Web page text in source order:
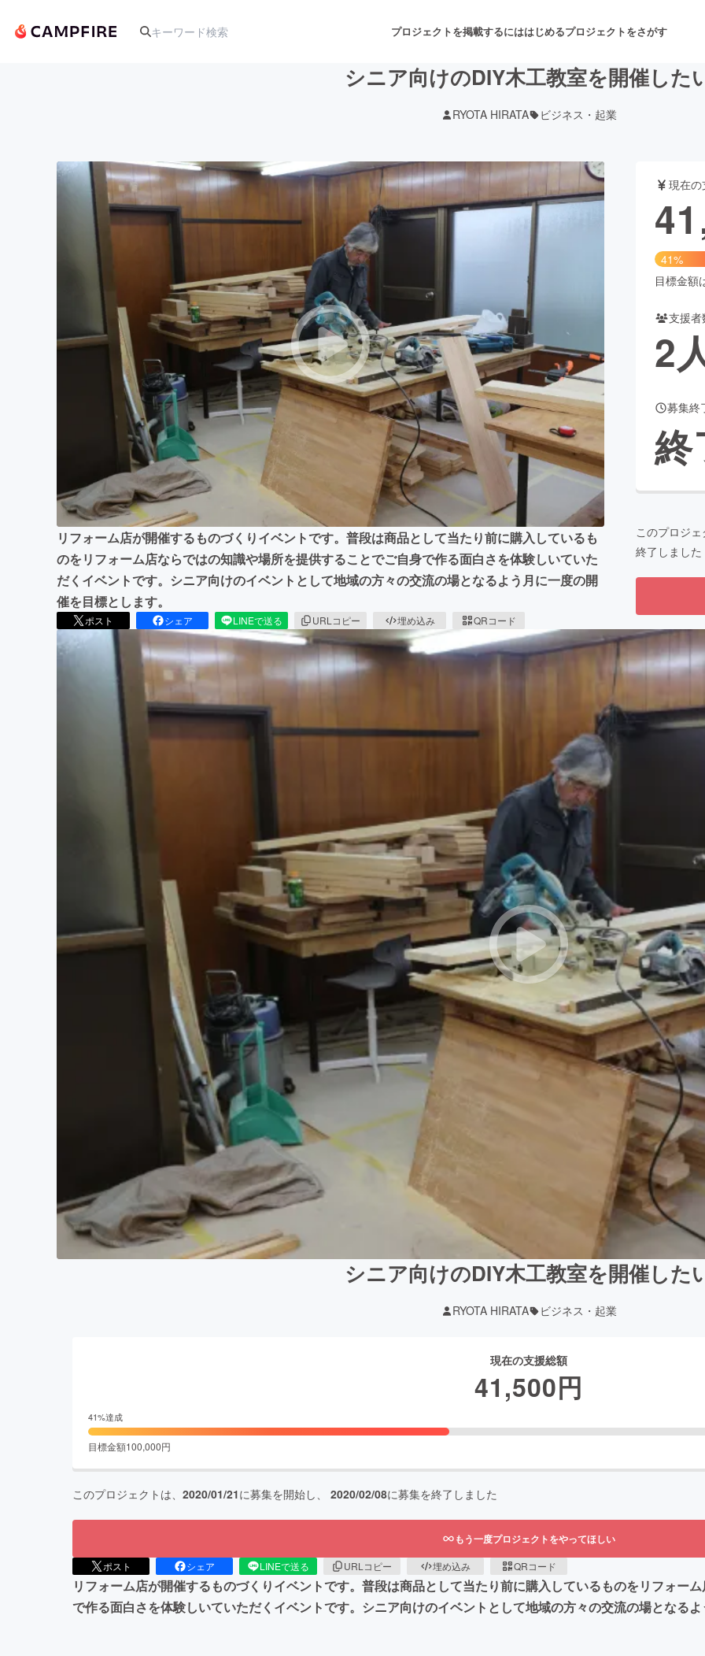
プロジェクトを掲載するにははじめるプロジェクトをさがす
アート・写真 音楽 舞台・パフォーマンス
ゲーム・サービス開発
映像・映画
ビジネス・起業 チャレンジ ビューティー・ヘルスケ
まちづくり・地域活性化
CAMPFIRE for Social GoodCAMPFIRE Creation
CAMPFIREふるさと納税machi-ya コミュニティ
シニア向けのDIY木工教室を開催した
RYOTA HIRATA ビジネス・起業
リフォーム店が開催するものづくりイベントです。普段は商品として当たり前に購入しているも
のをリフォーム店ならではの知識や場所を提供することでご自身で作る面白さを体験しいていた
だくイベントです。シニア向けのイベントとして地域の方々の交流の場となるよう月に一度の開
催を目標とします。
ポスト シェア LINEで送る URLコピー 埋め込み QRコード
現在
41%
目標金額
支援者
2
募集終
終
このプロジ
終了しました
シニア向けのDIY木工教室を開催した
RYOTA HIRATA ビジネス・起業
現在の支援総額
41,500円
41%達成
目標金額100,000円
このプロジェクトは、 2020/01/21に募集を開始し、 2020/02/08に募集を終了しました
もう一度プロジェクトをやってほしい
ポスト シェア LINEで送る URLコピー 埋め込み QRコード
リフォーム店が開催するものづくりイベントです。普段は商品として当たり前に購入しているものをリフォー
で作る面白さを体験しいていただくイベントです。シニア向けのイベントとして地域の方々の交流の場となる